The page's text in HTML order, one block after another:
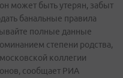
может быть утерян, забыт
банальные правила
полные данные
степени родства,
коллегии
сообщает РИА